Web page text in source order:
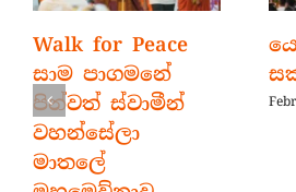
Walk for Peace
සාම පාගමනේ
පින්වත් ස්වාමීන්
වහන්සේලා
මාතලේ